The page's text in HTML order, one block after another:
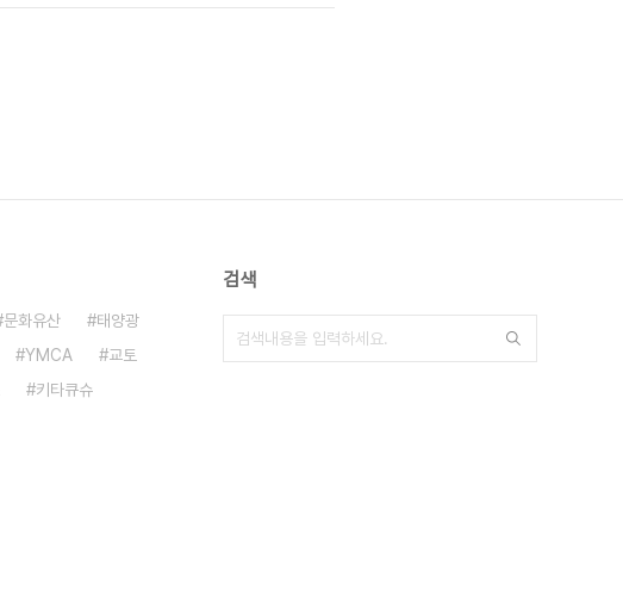
문화유산
태양광
YMCA
교토
키타큐슈
검색